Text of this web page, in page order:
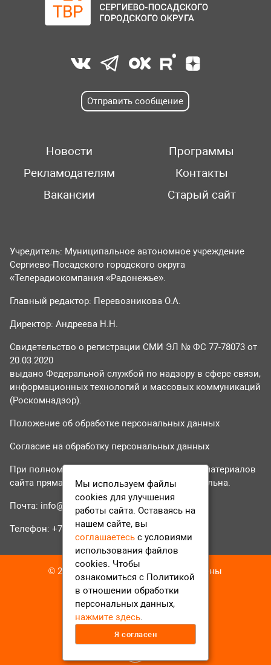
Отправить сообщение
Новости
Программы
Рекламодателям
Контакты
Вакансии
Старый сайт
Учредитель: Муниципальное автономное учреждение
Сергиево-Посадского городского округа
«Телерадиокомпания «Радонежье».
Главный редактор: Перевозникова О.А.
Директор: Андреева Н.Н.
Свидетельство о регистрации СМИ ЭЛ № ФС 77-78073 от
20.03.2020
выдано Федеральной службой по надзору в сфере связи,
информационных технологий и массовых коммуникаций
(Роскомнадзор).
Положение об обработке персональных данных
Согласие на обработку персональных данных
При полном или частичном использовании материалов
сайта прямая гиперссылка на tvr24.tv обязательна.
Почта: info@tvr24.tv
Телефон: +7 (496) 551-04-95
© 2016-2023 ТВР24 Все права защищены
Мы используем файлы
cookies для улучшения
работы сайта. Оставаясь на
нашем сайте, вы
соглашаетесь с условиями
использования файлов
cookies. Чтобы
ознакомиться с Политикой
в отношении обработки
персональных данных,
нажмите здесь.
Я согласен